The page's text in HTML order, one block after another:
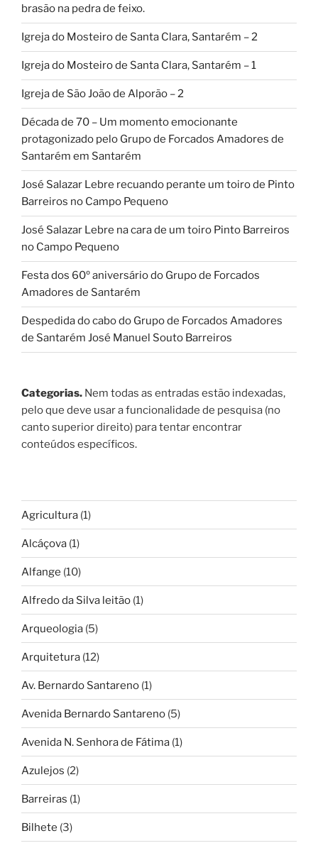
brasão na pedra de feixo.
Igreja do Mosteiro de Santa Clara, Santarém – 2
Igreja do Mosteiro de Santa Clara, Santarém – 1
Igreja de São João de Alporão – 2
Década de 70 – Um momento emocionante
protagonizado pelo Grupo de Forcados Amadores de
Santarém em Santarém
José Salazar Lebre recuando perante um toiro de Pinto
Barreiros no Campo Pequeno
José Salazar Lebre na cara de um toiro Pinto Barreiros
no Campo Pequeno
Festa dos 60º aniversário do Grupo de Forcados
Amadores de Santarém
Despedida do cabo do Grupo de Forcados Amadores
de Santarém José Manuel Souto Barreiros
Categorias. Nem todas as entradas estão indexadas,
pelo que deve usar a funcionalidade de pesquisa (no
canto superior direito) para tentar encontrar
conteúdos específicos.
Agricultura (1)
Alcáçova (1)
Alfange (10)
Alfredo da Silva leitão (1)
Arqueologia (5)
Arquitetura (12)
Av. Bernardo Santareno (1)
Avenida Bernardo Santareno (5)
Avenida N. Senhora de Fátima (1)
Azulejos (2)
Barreiras (1)
Bilhete (3)